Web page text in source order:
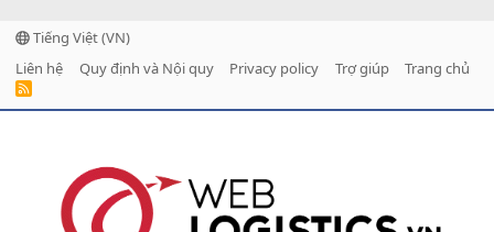
Tiếng Việt (VN)
Liên hệ
Quy định và Nội quy Privacy policy Trợ giúp Trang chủ
R